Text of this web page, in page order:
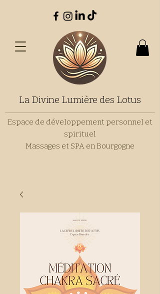
La Divine Lumière des Lotus
Espace de développement personnel et
spirituel
Massages et SPA en Bourgogne